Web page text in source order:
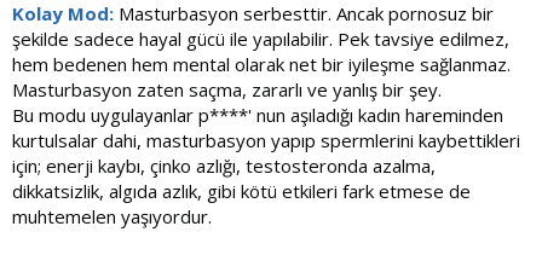
Kolay Mod: Masturbasyon serbesttir. Ancak pornosuz bir
şekilde sadece hayal gücü ile yapılabilir. Pek tavsiye edilmez,
hem bedenen hem mental olarak net bir iyileşme sağlanmaz.
Masturbasyon zaten saçma, zararlı ve yanlış bir şey.
Bu modu uygulayanlar p****' nun aşıladığı kadın hareminden
kurtulsalar dahi, masturbasyon yapıp spermlerini kaybettikleri
için; enerji kaybı, çinko azlığı, testosteronda azalma,
dikkatsizlik, algıda azlık, gibi kötü etkileri fark etmese de
muhtemelen yaşıyordur.